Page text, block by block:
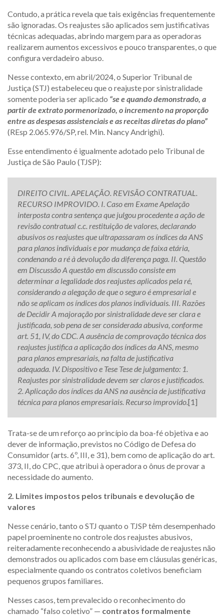
Contudo, a prática revela que tais exigências frequentemente
são ignoradas. Os reajustes são aplicados sem justificativas
técnicas adequadas, abrindo margem para as operadoras
realizarem aumentos excessivos e pouco transparentes, o que
configura verdadeiro abuso.
Nesse contexto, em abril/2024, o Superior Tribunal de
Justiça (STJ) estabeleceu que o reajuste por sinistralidade
somente poderia ser aplicado “se e quando demonstrado, a
partir de extrato pormenorizado, o incremento na proporção
entre as despesas assistenciais e as receitas diretas do plano”
(REsp 2.065.976/SP, rel. Min. Nancy Andrighi).
Esse entendimento é igualmente adotado pelo Tribunal de
Justiça de São Paulo (TJSP):
DIREITO CIVIL. APELAÇÃO. REVISÃO CONTRATUAL.
RECURSO IMPROVIDO. I. Caso em Exame Apelação
interposta contra sentença que julgou procedente a ação de
revisão contratual c.c. restituição de valores, declarando
abusivos os reajustes que ultrapassaram os índices da ANS
para planos individuais e por mudança de faixa etária,
condenando a ré à devolução da diferença paga. II. Questão
em Discussão A questão em discussão consiste em
determinar a legalidade dos reajustes aplicados pela ré,
considerando a alegação de que o seguro é empresarial e
não se aplicam os índices dos planos individuais. III. Razões
de Decidir A majoração por sinistralidade deve ser clara e
justificada, sob pena de ser considerada abusiva, conforme
art. 51, IV, do CDC. A ausência de comprovação técnica dos
reajustes justifica a aplicação dos índices da ANS, mesmo
para planos empresariais, na falta de justificativa
adequada. IV. Dispositivo e Tese Tese de julgamento: 1.
Reajustes por sinistralidade devem ser claros e justificados.
2. Aplicação dos índices da ANS na ausência de justificativa
técnica para planos empresariais. Recurso improvido.[1]
Trata-se de um reforço ao princípio da boa-fé objetiva e ao
dever de informação, previstos no Código de Defesa do
Consumidor (arts. 6º, III, e 31), bem como de aplicação do art.
373, II, do CPC, que atribui à operadora o ônus de provar a
necessidade do aumento.
2. Limites impostos pelos tribunais e devolução de
valores
Nesse cenário, tanto o STJ quanto o TJSP têm desempenhado
papel proeminente no controle dos reajustes abusivos,
reiteradamente reconhecendo a abusividade de reajustes não
demonstrados ou aplicados com base em cláusulas genéricas,
especialmente quando os contratos coletivos beneficiam
pequenos grupos familiares.
Nesses casos, tem prevalecido o reconhecimento do
chamado “falso coletivo” — contratos formalmente